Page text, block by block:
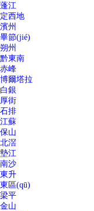
蓬江
定西地
濱州
畢節(jié)
朔州
黔東南
赤峰
博爾塔拉
白銀
厚街
石排
江蘇
保山
北滘
墊江
南沙
東升
東區(qū)
梁平
金山